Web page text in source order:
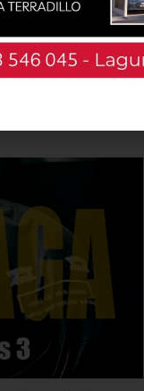
en un entorno de
marcado el ritmo
la música en
raíces y mezclas
de los leoneses
gratuita y